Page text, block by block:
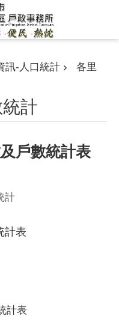
訊-人口統計
各里
計
戶數統計表
計
計表
計表